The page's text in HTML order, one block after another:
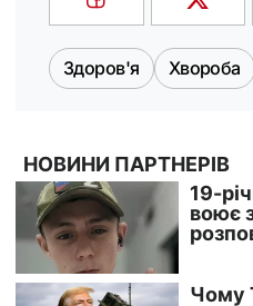
Здоров'я Хвороба